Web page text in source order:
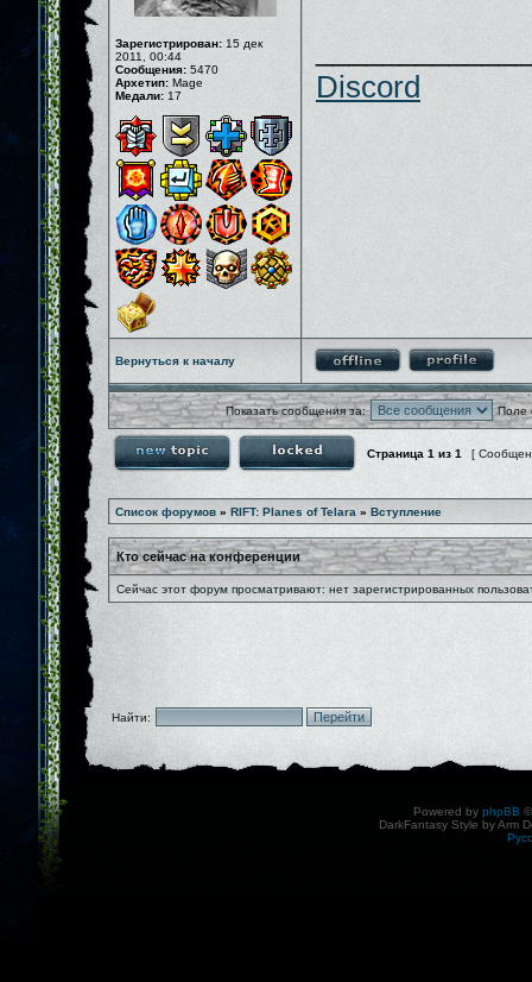
Зарегистрирован: 15 дек
2011, 00:44
Сообщения: 5470
Архетип: Mage
Медали: 17
Discord
Вернуться к началу
Показать сообщения за: Поле
Страница 1 из 1 [
Список форумов » RIFT: Planes of Telara » Вступление
Кто сейчас на конференции
Сейчас этот форум просматривают: нет зарегистрированных
Найти:
Powered by phpBB
DarkFantasy Style by Arm